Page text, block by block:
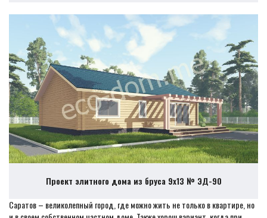
Проект элитного дома из бруса 9х13 № ЭД-90
Саратов – великолепный город, где можно жить не только в квартире, но